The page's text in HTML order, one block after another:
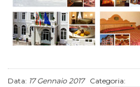
Data: 17 Gennaio 2017Categoria: